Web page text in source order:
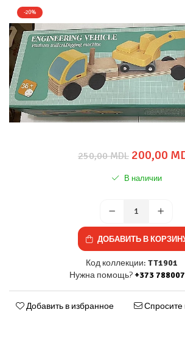
-20%
250,00 MDL 200,00
В наличии
ДОБАВИТЬ В
Код коллекции: TT1901
Нужна помощь? +373
Добавить в избранное